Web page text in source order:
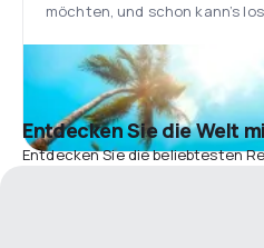
möchten, und schon kann’s
Entdecken Sie die Welt
Entdecken Sie die beliebtesten